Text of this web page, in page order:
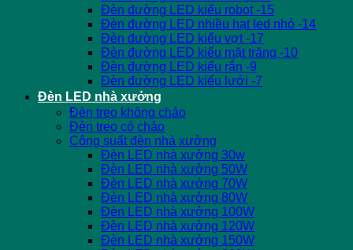
Đèn đường LED kiểu robot -15
Đèn đường LED nhiều hạt led nhỏ -14
Đèn đường LED kiểu vợt -17
Đèn đường LED kiểu mặt trăng -10
Đèn đường LED kiểu rắn -9
Đèn đường LED kiểu lưới -7
Đèn LED nhà xưởng
Đèn treo không chảo
Đèn treo có chảo
Công suất đèn nhà xưởng
Đèn LED nhà xưởng 30w
Đèn LED nhà xưởng 50W
Đèn LED nhà xưởng 70W
Đèn LED nhà xưởng 80W
Đèn LED nhà xưởng 100W
Đèn LED nhà xưởng 120W
Đèn LED nhà xưởng 150W